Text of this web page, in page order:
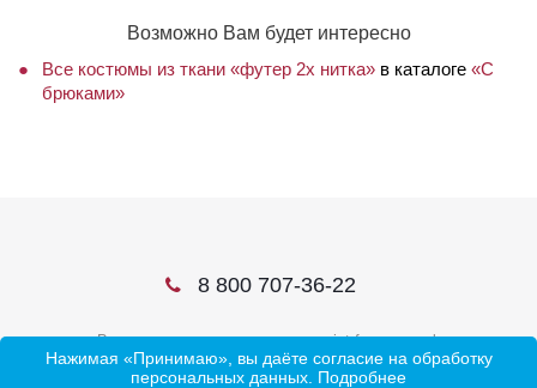
Возможно Вам будет интересно
Все костюмы из ткани «футер 2х нитка» в каталоге «С
брюками»
8 800 707-36-22
В соцсетях ищите нас по слову ivtrf или ивтрф
Нажимая «Принимаю», вы даёте согласие на обработку
персональных данных. Подробнее